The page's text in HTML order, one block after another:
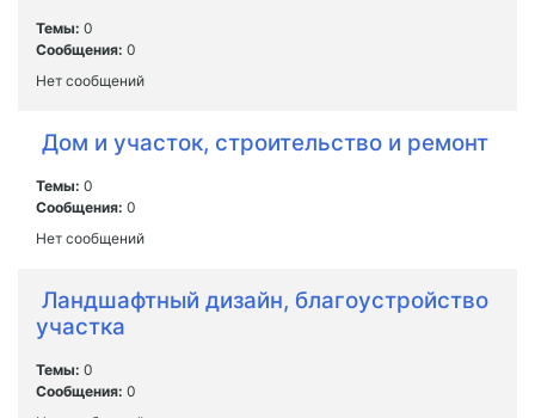
Темы: 0
Сообщения: 0
Нет сообщений
Дом и участок, строительство и ремонт
Темы: 0
Сообщения: 0
Нет сообщений
Ландшафтный дизайн, благоустройство
участка
Темы: 0
Сообщения: 0